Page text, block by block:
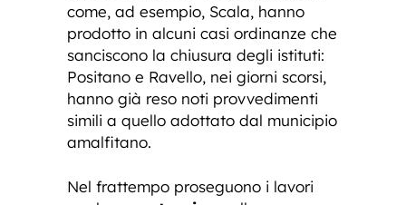
come, ad esempio, Scala, hanno
prodotto in alcuni casi ordinanze che
sanciscono la chiusura degli istituti:
Positano e Ravello, nei giorni scorsi,
hanno già reso noti provvedimenti
simili a quello adottato dal municipio
amalfitano.
Nel frattempo proseguono i lavori